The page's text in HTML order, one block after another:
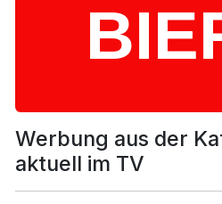
Werbung aus der
aktuell im TV